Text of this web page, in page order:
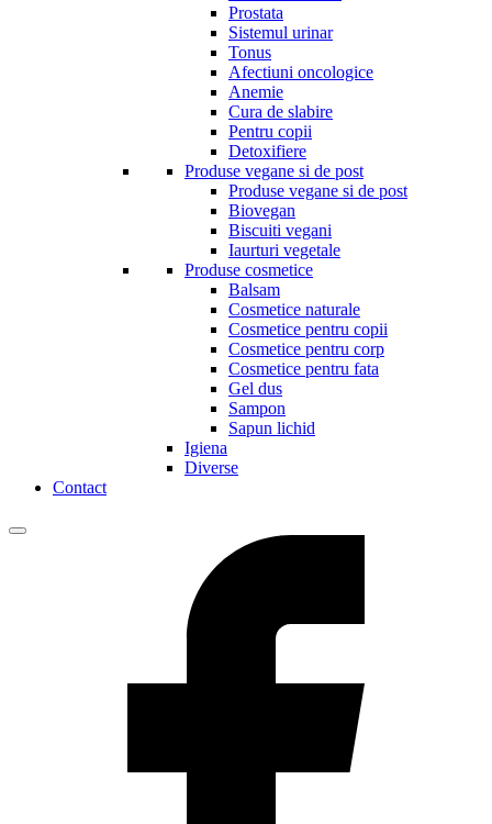
Prostata
Sistemul urinar
Tonus
Afectiuni oncologice
Anemie
Cura de slabire
Pentru copii
Detoxifiere
Produse vegane si de post
Produse vegane si de post
Biovegan
Biscuiti vegani
Iaurturi vegetale
Produse cosmetice
Balsam
Cosmetice naturale
Cosmetice pentru copii
Cosmetice pentru corp
Cosmetice pentru fata
Gel dus
Sampon
Sapun lichid
Igiena
Diverse
Contact